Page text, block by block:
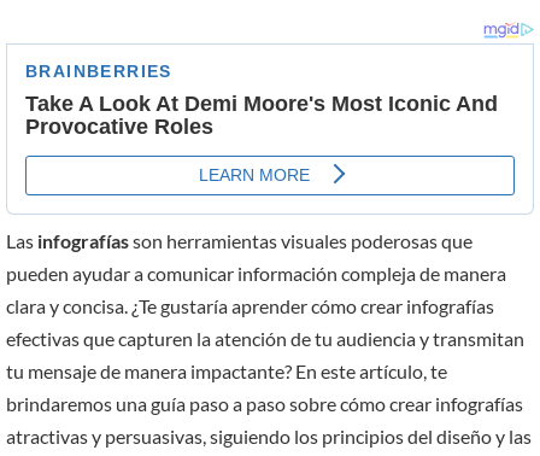
Las infografíasson herramientas visuales poderosas que
pueden ayudar a comunicar información compleja de manera
clara y concisa. ¿Te gustaría aprender cómo crear infografías
efectivas que capturen la atención de tu audiencia y transmitan
tu mensaje de manera impactante? En este artículo, te
brindaremos una guía paso a paso sobre cómo crear infografías
atractivas y persuasivas, siguiendo los principios del diseño y las